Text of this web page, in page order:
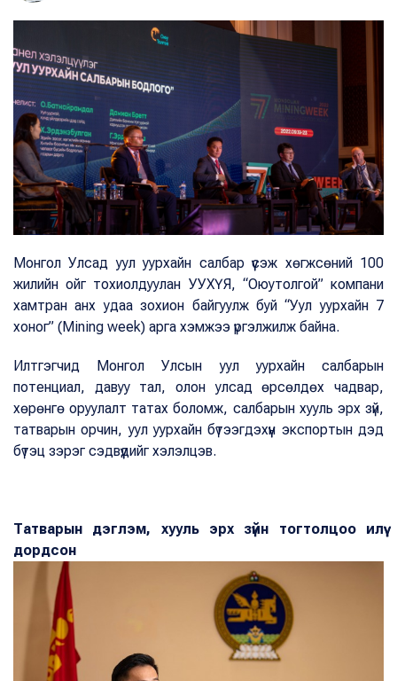
Монгол Улсад уул уурхайн салбар үүсэж хөгжсөний 100
жилийн ойг тохиолдуулан УУХҮЯ, “Оюутолгой” компани
хамтран анх удаа зохион байгуулж буй “Уул уурхайн 7
хоног” (Mining week) арга хэмжээ үргэлжилж байна.
Илтгэгчид Монгол Улсын уул уурхайн салбарын
потенциал, давуу тал, олон улсад өрсөлдөх чадвар,
хөрөнгө оруулалт татах боломж, салбарын хууль эрх зүй,
татварын орчин, уул уурхайн бүтээгдэхүүн экспортын дэд
бүтэц зэрэг сэдвүүдийг хэлэлцэв.
Татварын дэглэм, хууль эрх зүйн тогтолцоо илүү
дордсон